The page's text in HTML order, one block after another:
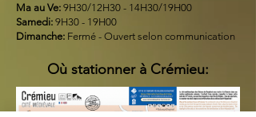
Ma au Ve: 9H30/12H30 - 14H30/19H00
Samedi: 9H30 - 19H00
Dimanche: Fermé - Ouvert selon communication
Où stationner à Crémieu: